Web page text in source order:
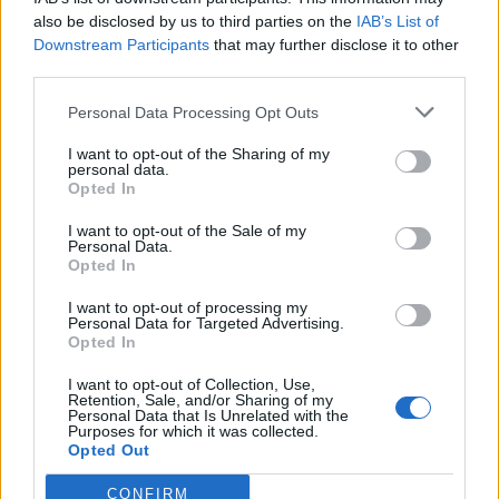
also be disclosed by us to third parties on the IAB’s List of
Downstream Participants that may further disclose it to other
Personal Data Processing Opt Outs
I want to opt-out of the Sharing of my
personal data.
Opted In
I want to opt-out of the Sale of my
Personal Data.
Opted In
I want to opt-out of processing my
Personal Data for Targeted Advertising.
Opted In
I want to opt-out of Collection, Use,
Retention, Sale, and/or Sharing of my
Personal Data that Is Unrelated with the
Purposes for which it was collected.
Opted Out
CONFIRM
Colheita de sangue regressa ao
de agosto
DESTAQUES